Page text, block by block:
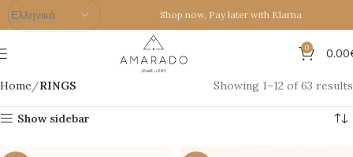
Shop now, Pay later with Klarna
0 0.00
Home RINGS Showing 1–12 of 63 results
Show sidebar